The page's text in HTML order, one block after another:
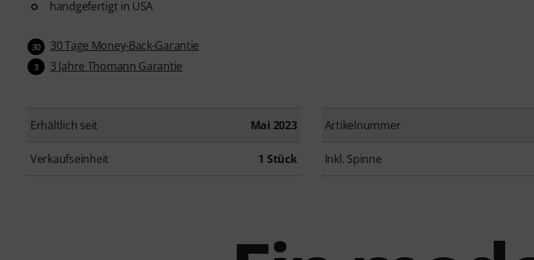
handgefertigt in USA
30 30 Tage Money-Back-Garantie
3 3 Jahre Thomann Garantie
Erhältlich seit Mai 2023 Artikelnummer
Verkaufseinheit 1 Stück Inkl. Spinne